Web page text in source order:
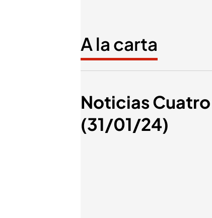
A la carta
Noticias
(31/01/24)